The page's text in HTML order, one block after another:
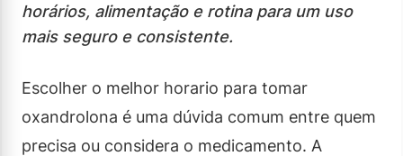
horários, alimentação e rotina para um uso
mais seguro e consistente.
Escolher o melhor horario para tomar
oxandrolona é uma dúvida comum entre quem
precisa ou considera o medicamento. A